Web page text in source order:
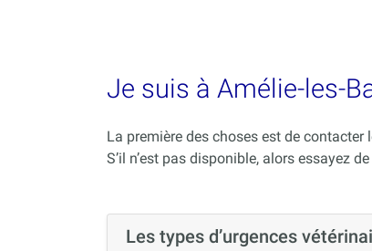
Je suis à Amélie-les-
La première des choses est de
S’il n’est pas disponible, alors essayez
Les types d’urgences